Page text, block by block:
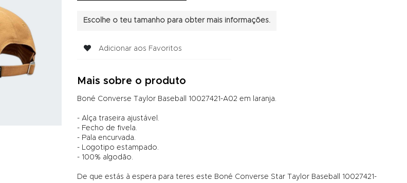
Escolhe o teu tamanho para obter mais informações.
Adicionar aos Favoritos
Mais sobre o produto
Boné Converse Taylor Baseball 10027421-A02 em laranja.
- Alça traseira ajustável.
- Fecho de fivela.
- Pala encurvada.
- Logotipo estampado.
- 100% algodão.
De que estás à espera para teres este Boné Converse Star Taylor Baseball 10027421-